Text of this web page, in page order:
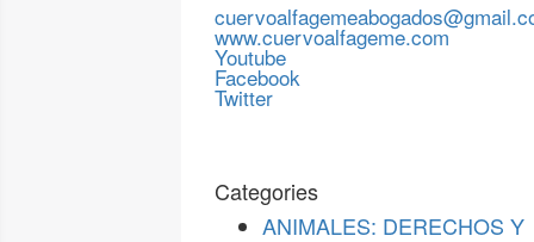
www.cuervoalfageme.com
Youtube
Facebook
Twitter
Categories
ANIMALES: DERECHOS Y